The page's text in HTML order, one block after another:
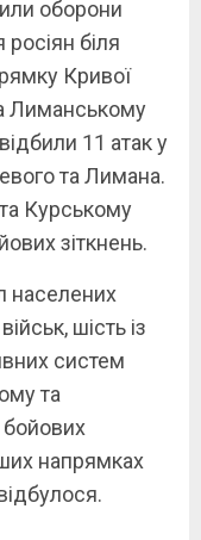
оборони
біля
Кривої
Лиманському
11 атак у
та Лимана.
Курському
зіткнень.
населених
шість із
систем
та
напрямках